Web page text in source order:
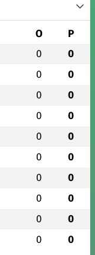
O P
0 0
0 0
0 0
0 0
0 0
0 0
0 0
0 0
0 0
0 0